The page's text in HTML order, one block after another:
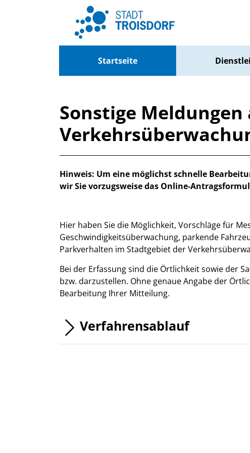
Zum Hauptinhalt springen
Startseite
Sonstige Meldungen
Beschreibung
Hinweis: Um eine möglichst schnelle
wir Sie vorzugsweise das Online-
Hier haben Sie die Möglichkeit, Vorschläge für
Geschwindigkeitsüberwachung, parkende
Parkverhalten im Stadtgebiet der
Bei der Erfassung sind die Örtlichkeit sowie der
bzw. darzustellen. Ohne genaue Angabe der
Bearbeitung Ihrer Mitteilung.
Verfahrensablauf